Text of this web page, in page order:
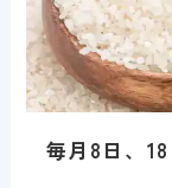
毎月8日、